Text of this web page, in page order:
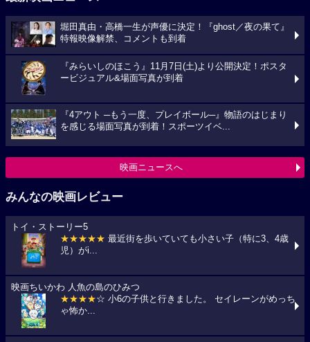
堀田真由・高橋一生が声優に決定！『ghost／夜の果て』
特報映像解禁、コメントも到着
『みらいしのほこう』11月7日(土)より公開決定！ポスタ
ービジュアル&場面写真が到着
『4アウト ─もう一度、プレイボール─』物語のはじまり
を感じる場面写真が到着！スポーツイベ...
映画ニュースへ
みんなの映画レビュー
トイ・ストーリー5
★★★★★ 最近街を歩いていても小さい子（特に3、4歳
児）がi...
映画ちいかわ 人魚の島のひみつ
★★★★☆ 小6の子供と行きました。 セイレーンがめっち
ゃ怖か...